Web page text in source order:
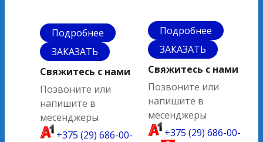
Подробнее
ЗАКАЗАТЬ
Свяжитесь с нами
Позвоните или
напишите в
месенджеры
+375 (29) 686-00-
Подробнее
ЗАКАЗАТЬ
Свяжитесь с нами
Позвоните или
напишите в
месенджеры
+375 (29) 686-00-